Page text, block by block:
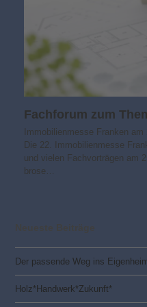
Fachforum zum
Immobilienmesse Franken
Die 22. Immobilienmesse
und vielen Fachvorträgen am
brose…
Der passende Weg ins
Holz*Handwerk*Zukunft*